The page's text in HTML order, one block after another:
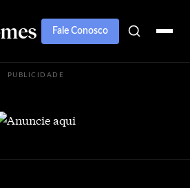
Fale Conosco
PUBLICIDADE